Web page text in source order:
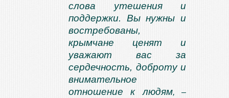
слова утешения и
поддержки. Вы нужны и
востребованы,
крымчане ценят и
уважают вас за
сердечность, доброту и
внимательное
отношение к людям, –